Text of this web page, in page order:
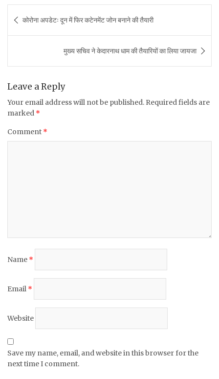
c
e
b
o
k
it
te
r
at
s
A
p
p
ai
l
ar
e
navigation
कोरोना अपडेटः दून में फिर कटेनमेंट जोन बनाने की तैयारी
मुख्य सचिव ने केदारनाथ धाम की तैयारियों का लिया जायजा
Leave a Reply
Your email address will not be published. Required fields are
marked *
Comment *
Name *
Email *
Website
Save my name, email, and website in this browser for the
next time I comment.